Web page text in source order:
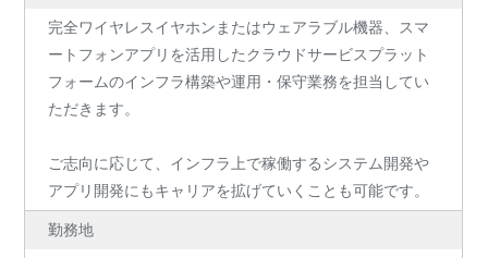
完全ワイヤレスイヤホンまたはウェアラブル機器、スマ
ートフォンアプリを活用したクラウドサービスプラット
フォームのインフラ構築や運用・保守業務を担当してい
ただきます。
ご志向に応じて、インフラ上で稼働するシステム開発や
アプリ開発にもキャリアを拡げていくことも可能です。
勤務地